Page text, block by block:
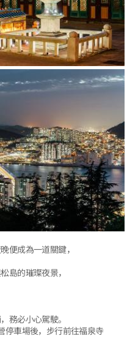
便成為一道關鍵，
島的璀璨夜景，
務必小心駕駛。
停車場後，步行前往福泉寺